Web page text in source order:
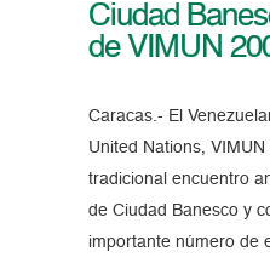
Ciudad
de VIMUN
Caracas.- El
United Nations,
tradicional encuentro
de Ciudad Banesco y
importante número de